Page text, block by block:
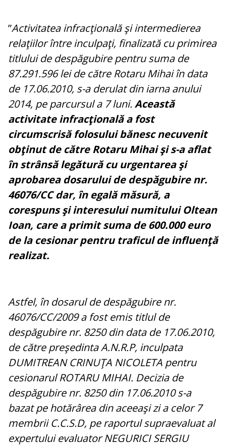
”Activitatea infracţională şi intermedierea
relaţiilor între inculpaţi, finalizată cu primirea
titlului de despăgubire pentru suma de
87.291.596 lei de către Rotaru Mihai în data
de 17.06.2010, s-a derulat din iarna anului
2014, pe parcursul a 7 luni. Această
activitate infracţională a fost
circumscrisă folosului bănesc necuvenit
obţinut de către Rotaru Mihai şi s-a aflat
în strânsă legătură cu urgentarea şi
aprobarea dosarului de despăgubire nr.
46076/CC dar, în egală măsură, a
corespuns şi interesului numitului Oltean
Ioan, care a primit suma de 600.000 euro
de la cesionar pentru traficul de influenţă
realizat.
Astfel, în dosarul de despăgubire nr.
46076/CC/2009 a fost emis titlul de
despăgubire nr. 8250 din data de 17.06.2010,
de către preşedinta A.N.R.P, inculpata
DUMITREAN CRINUŢA NICOLETA pentru
cesionarul ROTARU MIHAI. Decizia de
despăgubire nr. 8250 din 17.06.2010 s-a
bazat pe hotărârea din aceeaşi zi a celor 7
membrii C.C.S.D, pe raportul supraevaluat al
expertului evaluator NEGURICI SERGIU